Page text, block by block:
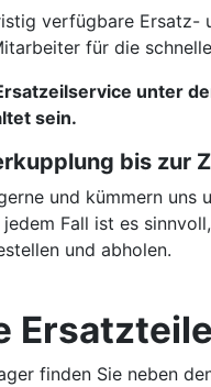
verfügbare Ersatz-
für die
unter
sein.
bis zur
und kümmern uns
Fall ist es
und abholen.
Ersatzteile
finden Sie neben